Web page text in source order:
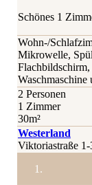
Schönes 1
Wohn-/
Mikrowelle,
2 Personen
1 Zimmer
30m²
Westerland
Viktoriastraße 1-